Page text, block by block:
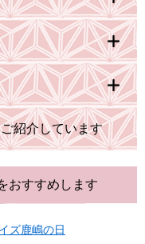
紹介しています
おすすめします
ズ鹿嶋の日